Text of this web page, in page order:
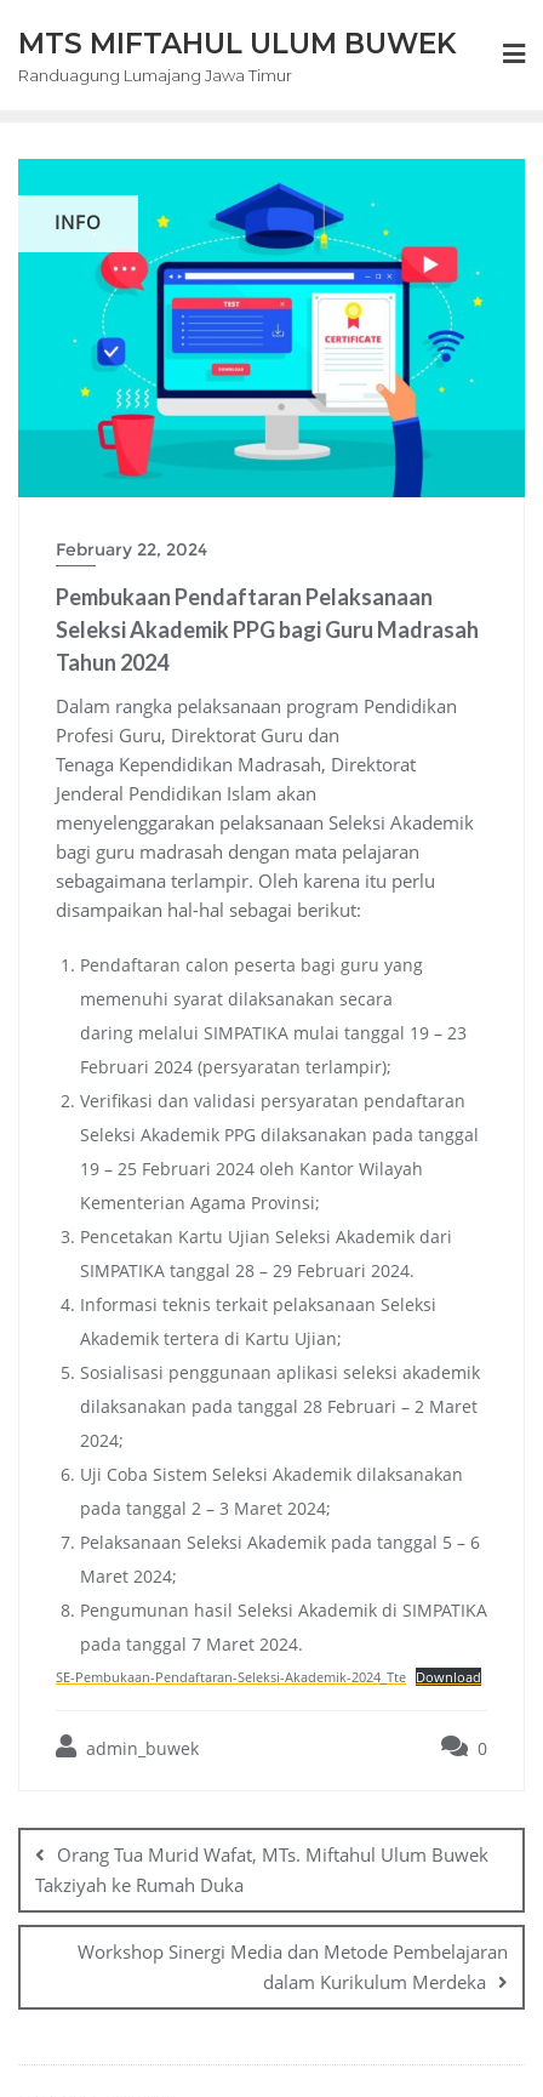
content
MTS MIFTAHUL ULUM BUWEK
Randuagung Lumajang Jawa Timur
INFO
February 22, 2024
Pembukaan Pendaftaran Pelaksanaan
Seleksi Akademik PPG bagi Guru Madrasah
Tahun 2024
Dalam rangka pelaksanaan program Pendidikan
Profesi Guru, Direktorat Guru dan
Tenaga Kependidikan Madrasah, Direktorat
Jenderal Pendidikan Islam akan
menyelenggarakan pelaksanaan Seleksi Akademik
bagi guru madrasah dengan mata pelajaran
sebagaimana terlampir. Oleh karena itu perlu
disampaikan hal-hal sebagai berikut:
Pendaftaran calon peserta bagi guru yang
memenuhi syarat dilaksanakan secara
daring melalui SIMPATIKA mulai tanggal 19 – 23
Februari 2024 (persyaratan terlampir);
Verifikasi dan validasi persyaratan pendaftaran
Seleksi Akademik PPG dilaksanakan pada tanggal
19 – 25 Februari 2024 oleh Kantor Wilayah
Kementerian Agama Provinsi;
Pencetakan Kartu Ujian Seleksi Akademik dari
SIMPATIKA tanggal 28 – 29 Februari 2024.
Informasi teknis terkait pelaksanaan Seleksi
Akademik tertera di Kartu Ujian;
Sosialisasi penggunaan aplikasi seleksi akademik
dilaksanakan pada tanggal 28 Februari – 2 Maret
2024;
Uji Coba Sistem Seleksi Akademik dilaksanakan
pada tanggal 2 – 3 Maret 2024;
Pelaksanaan Seleksi Akademik pada tanggal 5 – 6
Maret 2024;
Pengumunan hasil Seleksi Akademik di SIMPATIKA
pada tanggal 7 Maret 2024.
SE-Pembukaan-Pendaftaran-Seleksi-Akademik-2024_Tte Download
admin_buwek 0
navigation
Orang Tua Murid Wafat, MTs. Miftahul Ulum Buwek
Takziyah ke Rumah Duka
Workshop Sinergi Media dan Metode Pembelajaran
dalam Kurikulum Merdeka